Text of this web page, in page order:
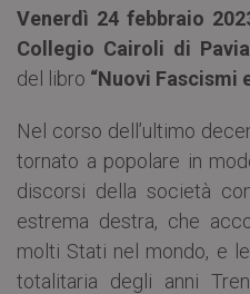
Venerdì 24 febbraio
Collegio Cairoli di Pavia
del libro “Nuovi Fascismi
Nel corso dell’ultimo
tornato a popolare in
discorsi della società
estrema destra, che
molti Stati nel mondo, e
totalitaria degli anni